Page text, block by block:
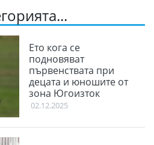
Ето кога се
подновяват
първенствата при
децата и юношите от
зона Югоизток
02.12.2025